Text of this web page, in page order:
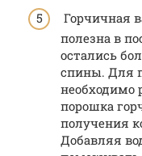
Горчичная
полезна в
остались
спины. Для
необходимо
порошка
получения
Добавляя